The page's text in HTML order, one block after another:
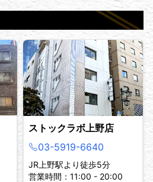
ストックラボ上野店
03-5919-6640
JR上野駅より徒歩5分
営業時間：11:00 - 20:00